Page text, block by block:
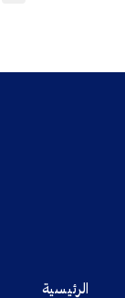
الرئيسية